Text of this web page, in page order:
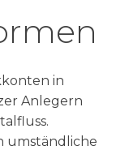
in
Anlegern
umständliche